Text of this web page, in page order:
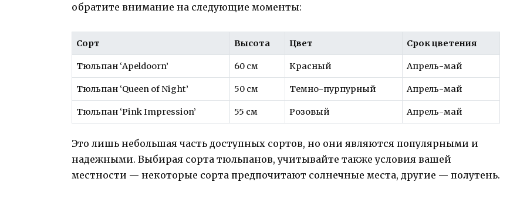
обратите внимание на следующие моменты:
Сорт Высота Цвет Срок цветения
Тюльпан ‘Apeldoorn’ 60 см Красный Апрель-май
Тюльпан ‘Queen of Night’ 50 см Темно-пурпурный Апрель-май
Тюльпан ‘Pink Impression’ 55 см Розовый Апрель-май
Это лишь небольшая часть доступных сортов, но они являются популярными и
надежными. Выбирая сорта тюльпанов, учитывайте также условия вашей
местности — некоторые сорта предпочитают солнечные места, другие — полутень.